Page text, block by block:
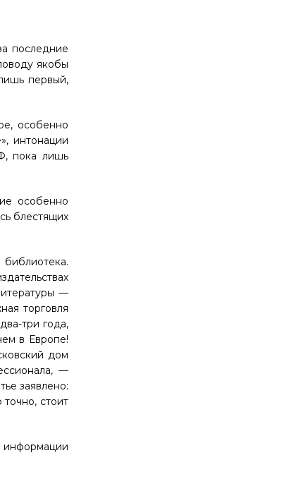
последние
якобы
первый,
особенно
интонации
, пока лишь
особенно
блестящих
—
торговля
три года,
в Европе!
дом
—
заявлено:
стоит
информации